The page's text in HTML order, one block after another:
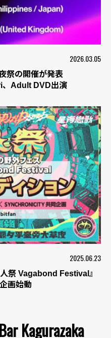
2026.03.05
夜祭の開催が発表
Adult DVD出演
2025.06.23
祭 Vagabond Festival』
画始動
Kagurazaka